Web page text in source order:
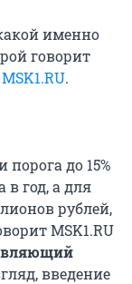
именно
говорит
MSK1.RU.
до 15%
в год, а для
рублей,
MSK1.RU
введение